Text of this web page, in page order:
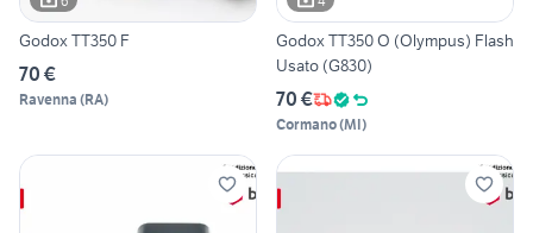
Godox TT350 F
70 €
Ravenna (RA)
Godox TT350 O (Olympus) Flash
Usato (G830)
70 €
Cormano(MI)